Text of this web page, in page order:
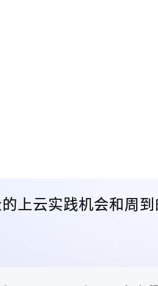
上云实践机会和周到